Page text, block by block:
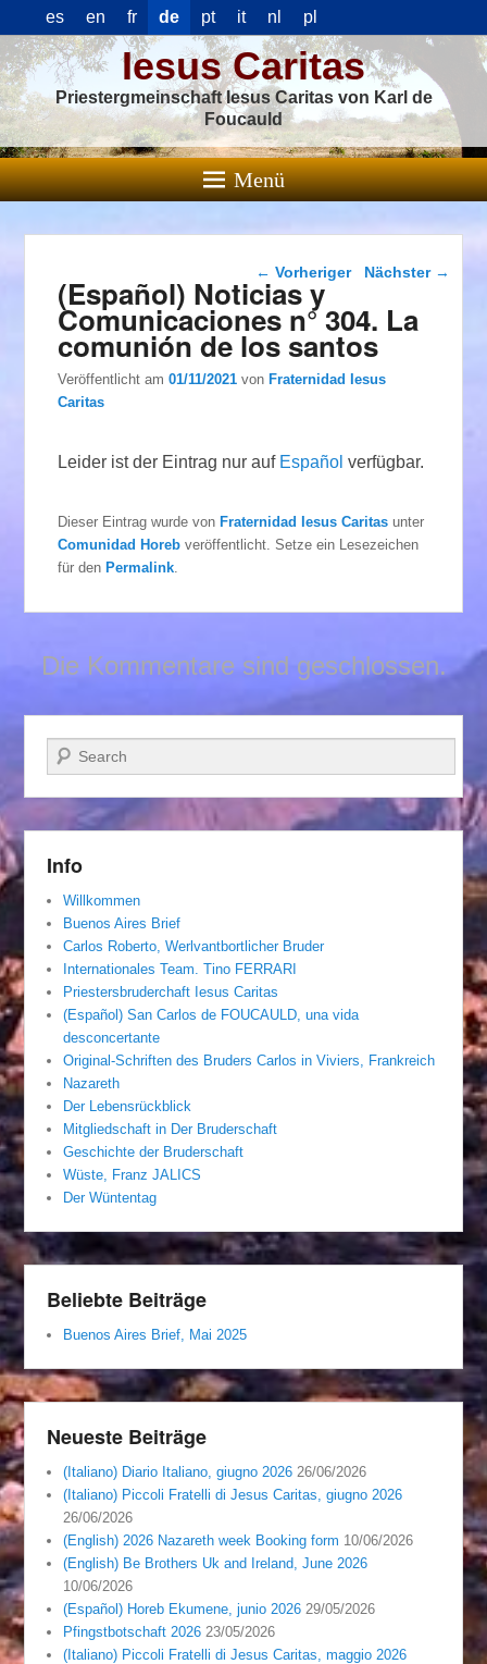
es en fr de pt it nl pl
Iesus Caritas
Priestergmeinschaft Iesus Caritas von Karl de
Foucauld
Menü
Beitragsnavigation
← Vorheriger Nächster →
(Español) Noticias y
Comunicaciones n° 304. La
comunión de los santos
Veröffentlicht am01/11/2021 vonFraternidad Iesus
Caritas
Leider ist der Eintrag nur auf Español verfügbar.
Dieser Eintrag wurde vonFraternidad Iesus Caritas unter
Comunidad Horeb veröffentlicht. Setze ein Lesezeichen
für denPermalink
Die Kommentare sind geschlossen.
Suchen
Info
Willkommen
Buenos Aires Brief
Carlos Roberto, Werlvantbortlicher Bruder
Internationales Team. Tino FERRARI
Priestersbruderchaft Iesus Caritas
(Español) San Carlos de FOUCAULD, una vida
desconcertante
Original-Schriften des Bruders Carlos in Viviers, Frankreich
Nazareth
Der Lebensrückblick
Mitgliedschaft in Der Bruderschaft
Geschichte der Bruderschaft
Wüste, Franz JALICS
Der Wüntentag
Beliebte Beiträge
Buenos Aires Brief, Mai 2025
Neueste Beiträge
(Italiano) Diario Italiano, giugno 2026 26/06/2026
(Italiano) Piccoli Fratelli di Jesus Caritas, giugno 2026
26/06/2026
(English) 2026 Nazareth week Booking form 10/06/2026
(English) Be Brothers Uk and Ireland, June 2026
10/06/2026
(Español) Horeb Ekumene, junio 2026 29/05/2026
Pfingstbotschaft 2026 23/05/2026
(Italiano) Piccoli Fratelli di Jesus Caritas, maggio 2026